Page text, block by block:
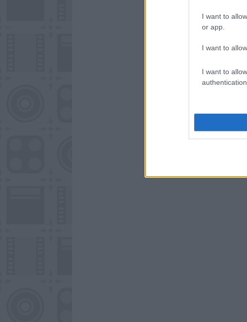
I want to
or app.
I want to
I want to